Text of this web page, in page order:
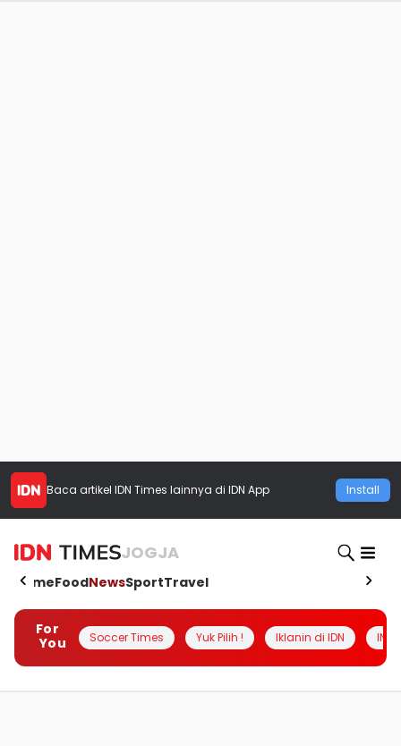
Baca artikel IDN Times lainnya di IDN App Install
JOGJA
HomeFoodNewsSportTravel
For
You
Soccer Times Yuk Pilih ! Iklanin di IDN